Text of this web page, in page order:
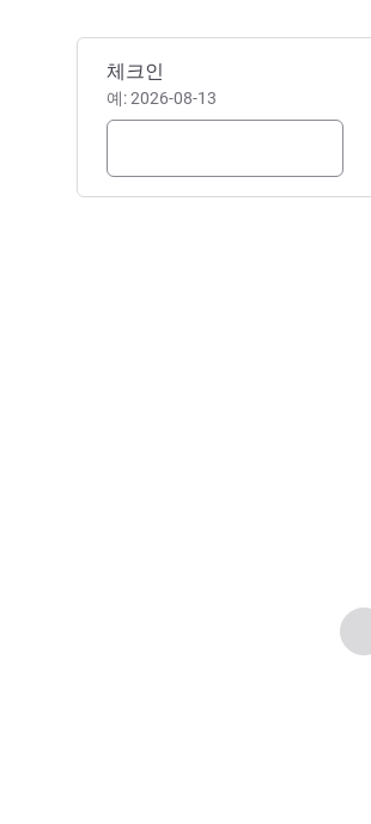
이 호텔 예약하기
체크인
예: 2026-08-13